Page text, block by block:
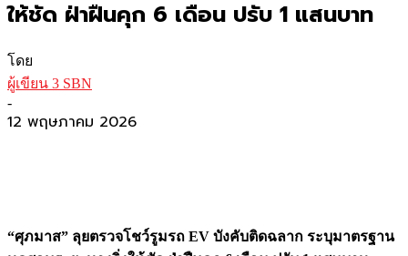
ให้ชัด ฝ่าฝืนคุก 6 เดือน ปรับ 1 แสนบาท
โดย
ผู้เขียน 3 SBN
-
12 พฤษภาคม 2026
“ศุภมาส” ลุยตรวจโชว์รูมรถ EV บังคับติดฉลาก ระบุมาตรฐาน